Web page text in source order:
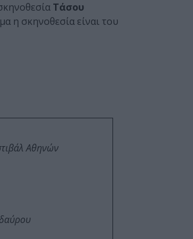
Τάσου
η σκηνοθεσία είναι του
Αθηνών